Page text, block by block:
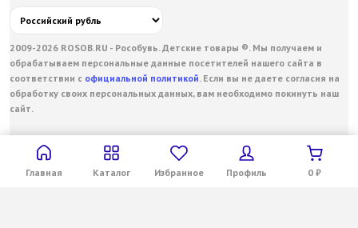
Главная Каталог Избранное Профиль 0 ₽
2009-2026 ROSOB.RU - Рособувь. Детские товары ®. Мы получаем и
обрабатываем персональные данные посетителей нашего сайта в
соответствии с официальной политикой . Если вы не даете согласия на
обработку своих персональных данных, вам необходимо покинуть наш
сайт.